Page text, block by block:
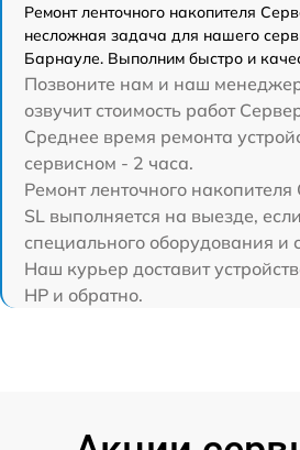
Ремонт ленточного накопителя
несложная задача для нашего
Барнауле. Выполним быстро и
Позвоните нам и наш
озвучит стоимость работ
Среднее время ремонта
сервисном - 2 часа.
Ремонт ленточного
SL выполняется на выезде,
специального оборудования и
Наш курьер доставит
HP и обратно.